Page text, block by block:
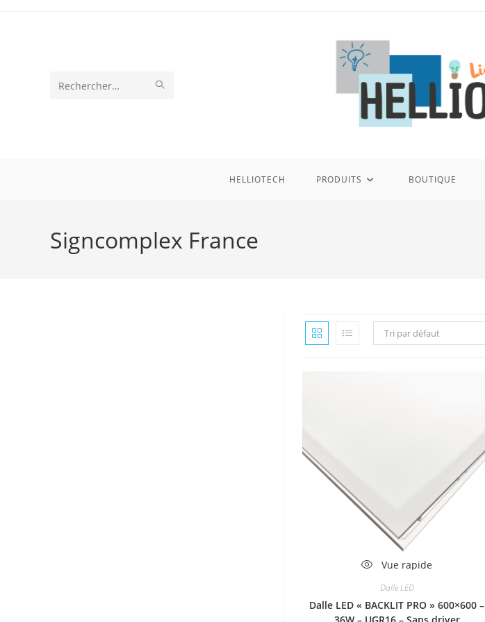
Rechercher
HELLIOTECH PRODUITS BOUTIQUE
Signcomplex France
Tri par défaut
Vue rapide
Dalle LED
Dalle LED « BACKLIT PRO » 600×600 –